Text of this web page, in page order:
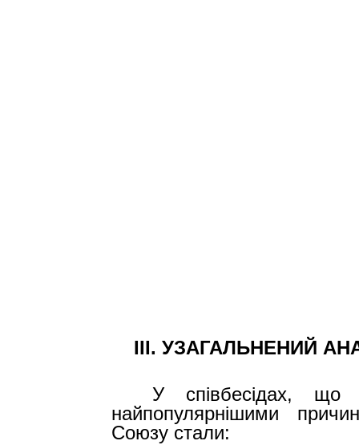
III. УЗАГАЛЬНЕНИЙ
У співбесідах, що
найпопулярнішими
Союзу стали: